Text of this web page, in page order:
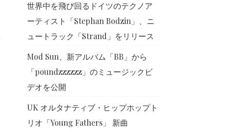
世界中を飛び回るドイツのテクノア
ーティスト「Stephan Bodzin」、ニ
ュートラック「Strand」をリリース
Mod Sun、新アルバム「BB」から
「poundzzzzzz」のミュージックビ
デオを公開
UK オルタナティブ・ヒップホップト
リオ「Young Fathers」 新曲